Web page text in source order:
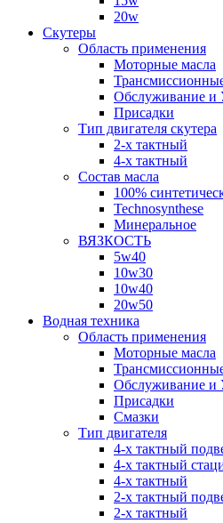
20w
Скутеры
Область применения
Моторные масла
Обслуживание и
Присадки
Тип двигателя скутера
2-х тактный
4-х тактный
Состав масла
100%
Technosynthese
Минеральное
ВЯЗКОСТЬ
5w40
10w30
10w40
20w50
Водная техника
Область применения
Моторные масла
Обслуживание и
Присадки
Смазки
Тип двигателя
4-х тактный
4-х тактный
4-х тактный
2-х тактный
2-х тактный